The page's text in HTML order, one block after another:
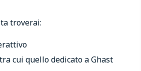
troverai:
cui quello dedicato a Ghast